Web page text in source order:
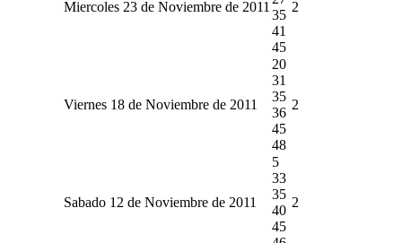
Miercoles 23 de Noviembre de 2011
35
41
45
2
Viernes 18 de Noviembre de 2011
20
31
35
36
45
48
2
Sabado 12 de Noviembre de 2011
5
33
35
40
45
2